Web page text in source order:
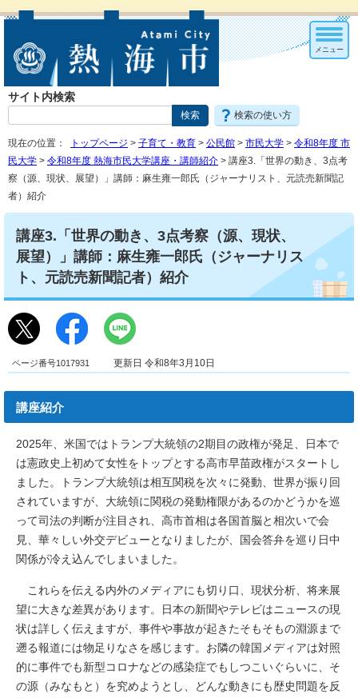
サイト内検索
検索の使い方
メニュー
現在の位置： トップページ > 子育て・教育 > 公民館 > 市民大学 > 令和8年度 市
民大学 > 令和8年度 熱海市民大学講座・講師紹介 > 講座3.「世界の動き、3点考
察（源、現状、展望）」講師：麻生雍一郎氏（ジャーナリスト、元読売新聞記
者）紹介
講座3.「世界の動き、3点考察（源、現状、
展望）」講師：麻生雍一郎氏（ジャーナリス
ト、元読売新聞記者）紹介
ページ番号1017931 更新日 令和8年3月10日
講座紹介
2025年、米国ではトランプ大統領の2期目の政権が発足、日本で
は憲政史上初めて女性をトップとする高市早苗政権がスタートし
ました。トランプ大統領は相互関税を次々に発動、世界が振り回
されていますが、大統領に関税の発動権限があるのかどうかを巡
って司法の判断が注目され、高市首相は各国首脳と相次いで会
見、華々しい外交デビューとなりましたが、国会答弁を巡り日中
関係が冷え込んでしまいました。
これらを伝える内外のメディアにも切り口、現状分析、将来展
望に大きな差異があります。日本の新聞やテレビはニュースの現
状は詳しく伝えますが、事件や事故が起きたそもそもの淵源まで
遡る報道には物足りなさを感じます。お隣の韓国メディアは対照
的に事件でも新型コロナなどの感染症でもしつこいぐらいに、そ
の源（みなもと）を究めようとし、どんな動きにも歴史問題を反